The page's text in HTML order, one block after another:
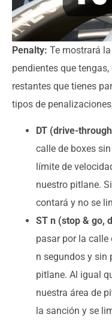
Penalty: Te mostrará
pendientes que
restantes que tienes
tipos de
DT (drive-
calle de boxes
límite de
nuestro pitlane.
contará y no se
ST n (stop & go,
pasar por la calle
n segundos y sin
pitlane. Al igual
nuestra área de
la sanción y se